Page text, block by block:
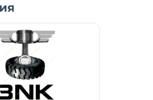
гарантия. Полная
г. Кемерово. Цена г.